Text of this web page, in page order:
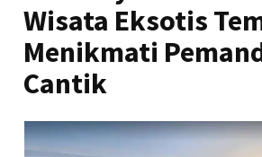
Wisata Eksotis
Menikmati
Cantik